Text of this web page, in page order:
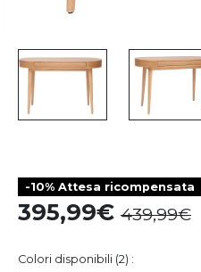
-10% Attesa ricompensata
395,99 439,99
Colori disponibili (2) :